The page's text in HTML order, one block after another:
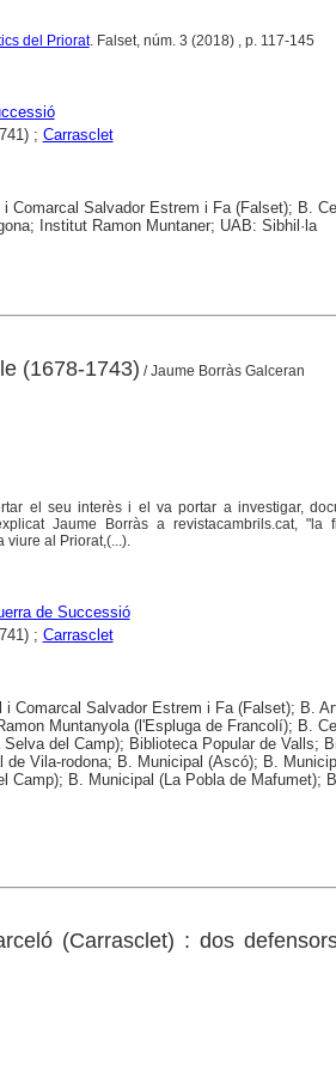
del Priorat. Falset, núm. 3 (2018) , p. 117-145
; Carrasclet
Comarcal Salvador Estrem i Fa (Falset); B.
Institut Ramon Muntaner; UAB: Sibhil·la
(1678-1743) / Jaume Borràs Galceran
el seu interès i el va portar a investigar,
Jaume Borràs a revistacambrils.cat, "la
al Priorat,(...).
de Successió
; Carrasclet
i Comarcal Salvador Estrem i Fa (Falset); B.
Muntanyola (l'Espluga de Francolí); B.
del Camp); Biblioteca Popular de Valls;
Vila-rodona; B. Municipal (Ascó); B.
Camp); B. Municipal (La Pobla de Mafumet); B.
(Carrasclet) : dos